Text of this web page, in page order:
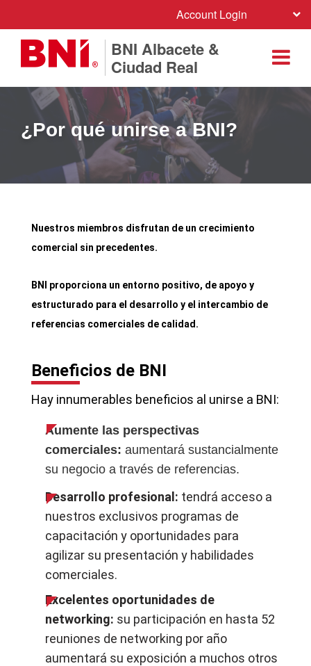
Account Login
BNI Albacete &
Ciudad Real
¿Por qué unirse a BNI?
Nuestros miembros disfrutan de un crecimiento
comercial sin precedentes.
BNI proporciona un entorno positivo, de apoyo y
estructurado para el desarrollo y el intercambio de
referencias comerciales de calidad.
Beneficios de BNI
Hay innumerables beneficios al unirse a BNI:
Aumente las perspectivas
comerciales: aumentará sustancialmente
su negocio a través de referencias.
Desarrollo profesional: tendrá acceso a
nuestros exclusivos programas de
capacitación y oportunidades para
agilizar su presentación y habilidades
comerciales.
Excelentes oportunidades de
networking: su participación en hasta 52
reuniones de networking por año
aumentará su exposición a muchos otros